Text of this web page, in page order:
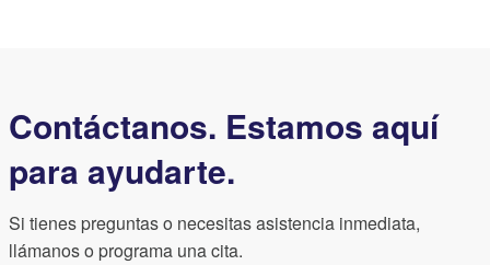
Contáctanos. Estamos aquí
para ayudarte.
Si tienes preguntas o necesitas asistencia inmediata,
llámanos o programa una cita.